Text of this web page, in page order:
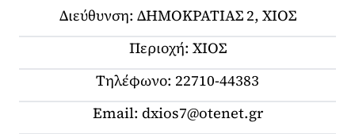
Διεύθυνση: ΔΗΜΟΚΡΑΤΙΑΣ 2, ΧΙΟΣ
Περιοχή: ΧΙΟΣ
Τηλέφωνο: 22710-44383
Email: dxios7@otenet.gr